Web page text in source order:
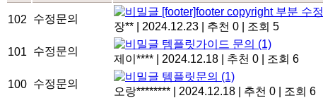
102 수정문의
[footer]footer copyright 부분 수정
장**
2024.12.23 추천 0 조회 5
101 수정문의
템플릿가이드 문의 (1)
제이****
2024.12.18 추천 0 조회 6
100 수정문의
템플릿문의 (1)
오랑********
2024.12.18 추천 0 조회 6